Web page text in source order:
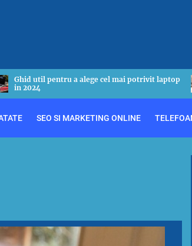
Tot ceea ce este necesar sa stii despre astmul
bronsic
SEO SI MARKETING ONLINE